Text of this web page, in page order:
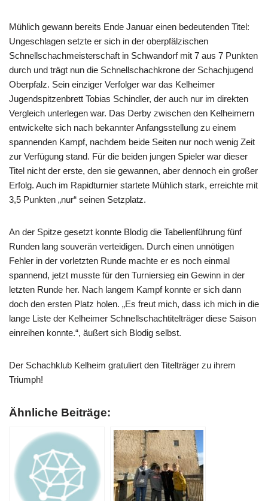
Mühlich gewann bereits Ende Januar einen bedeutenden Titel:
Ungeschlagen setzte er sich in der oberpfälzischen
Schnellschachmeisterschaft in Schwandorf mit 7 aus 7 Punkten
durch und trägt nun die Schnellschachkrone der Schachjugend
Oberpfalz. Sein einziger Verfolger war das Kelheimer
Jugendspitzenbrett Tobias Schindler, der auch nur im direkten
Vergleich unterlegen war. Das Derby zwischen den Kelheimern
entwickelte sich nach bekannter Anfangsstellung zu einem
spannenden Kampf, nachdem beide Seiten nur noch wenig Zeit
zur Verfügung stand. Für die beiden jungen Spieler war dieser
Titel nicht der erste, den sie gewannen, aber dennoch ein großer
Erfolg. Auch im Rapidturnier startete Mühlich stark, erreichte mit
3,5 Punkten „nur“ seinen Setzplatz.
An der Spitze gesetzt konnte Blodig die Tabellenführung fünf
Runden lang souverän verteidigen. Durch einen unnötigen
Fehler in der vorletzten Runde machte er es noch einmal
spannend, jetzt musste für den Turniersieg ein Gewinn in der
letzten Runde her. Nach langem Kampf konnte er sich dann
doch den ersten Platz holen. „Es freut mich, dass ich mich in die
lange Liste der Kelheimer Schnellschachtitelträger diese Saison
einreihen konnte.“, äußert sich Blodig selbst.
Der Schachklub Kelheim gratuliert den Titelträger zu ihrem
Triumph!
Ähnliche Beiträge: